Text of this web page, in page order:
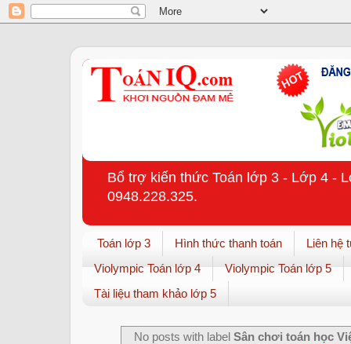
Bổ trợ kiến thức Toán lớp 3 - Lớp 4 -
0948.228.325.
Toán lớp 3 Hình thức thanh toán
Liên hệ
Violympic Toán lớp 4
Violympic Toán lớp 5
Tài liệu tham khảo lớp 5
No posts with labelSân chơi toán học